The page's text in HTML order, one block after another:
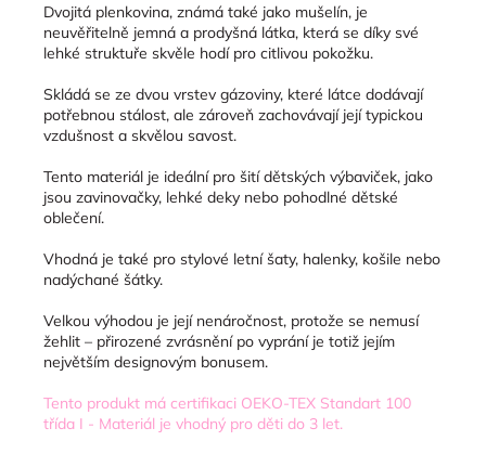
Dvojitá plenkovina, známá také jako mušelín, je
neuvěřitelně jemná a prodyšná látka, která se díky své
lehké struktuře skvěle hodí pro citlivou pokožku.
Skládá se ze dvou vrstev gázoviny, které látce dodávají
potřebnou stálost, ale zároveň zachovávají její typickou
vzdušnost a skvělou savost.
Tento materiál je ideální pro šití dětských výbaviček, jako
jsou zavinovačky, lehké deky nebo pohodlné dětské
oblečení.
Vhodná je také pro stylové letní šaty, halenky, košile nebo
nadýchané šátky.
Velkou výhodou je její nenáročnost, protože se nemusí
žehlit – přirozené zvrásnění po vyprání je totiž jejím
největším designovým bonusem.
Tento produkt má certifikaci OEKO-TEX Standart 100
třída I - Materiál je vhodný pro děti do 3 let.